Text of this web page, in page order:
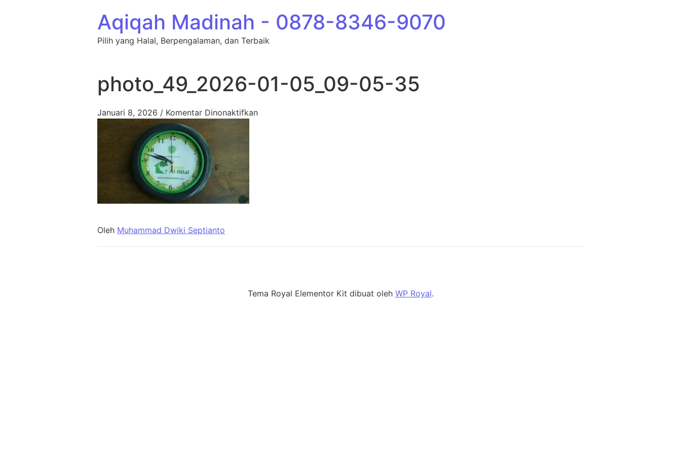
Aqiqah Madinah - 0878-8346-9070
Pilih yang Halal, Berpengalaman, dan Terbaik
photo_49_2026-01-05_09-05-35
Januari 8, 2026 / Komentar Dinonaktifkanpada photo_49_2026-01-05_09-05-35
Oleh Muhammad Dwiki Septianto
Tema Royal Elementor Kit dibuat oleh WP Royal.